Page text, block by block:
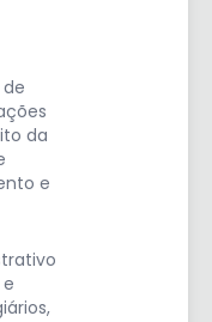
da
e